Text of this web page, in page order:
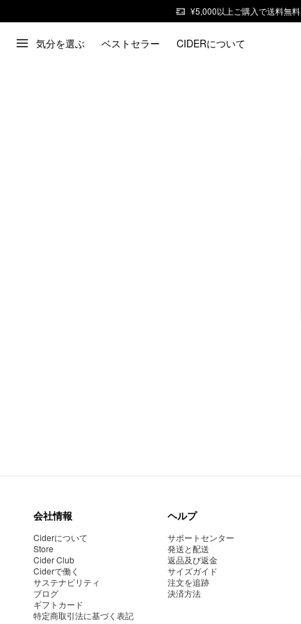
¥5,000以上ご購入で送料無料
気分を選ぶ ベストセラー CIDERについて
会社情報
Ciderについて
Store
Cider Club
Ciderで働く
サステナビリティ
ブログ
ギフトカード
特定商取引法に基づく表記
ヘルプ
サポートセンター
発送と配送
返品及び返金
サイズガイド
注文を追跡
決済方法